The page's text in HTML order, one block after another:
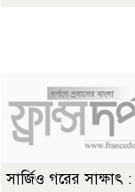
সার্জিও গরের সাক্ষাৎ